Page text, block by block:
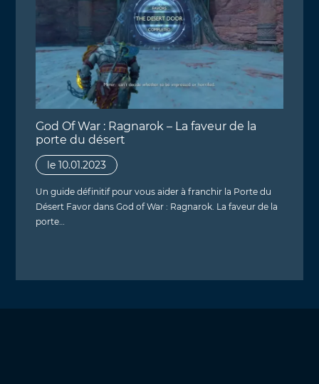
God Of War : Ragnarok – La faveur de la
porte du désert
le 10.01.2023
Un guide définitif pour vous aider à franchir la Porte du
Désert Favor dans God of War : Ragnarok. La faveur de la
porte…